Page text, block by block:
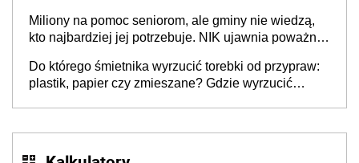
stołecznych
Miliony na pomoc seniorom, ale gminy nie wiedzą,
kto najbardziej jej potrzebuje. NIK ujawnia poważną
Do którego śmietnika wyrzucić torebki od przypraw:
plastik, papier czy zmieszane? Gdzie wyrzucić